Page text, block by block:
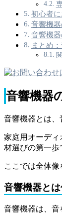
初心者
音響機
音響機
まとめ
音響機器
音響機器とは、
家庭用オーデ
材選びの第一歩
ここでは全体
音響機器と
音響機器は、音